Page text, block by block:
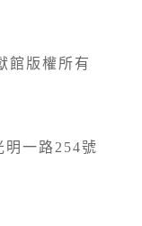
館版權所有
明一路254號